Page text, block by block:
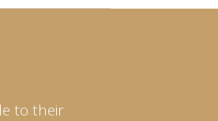
to their